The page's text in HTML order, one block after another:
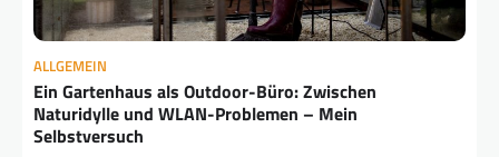
ALLGEMEIN
Ein Gartenhaus als Outdoor-Büro: Zwischen
Naturidylle und WLAN-Problemen – Mein
Selbstversuch